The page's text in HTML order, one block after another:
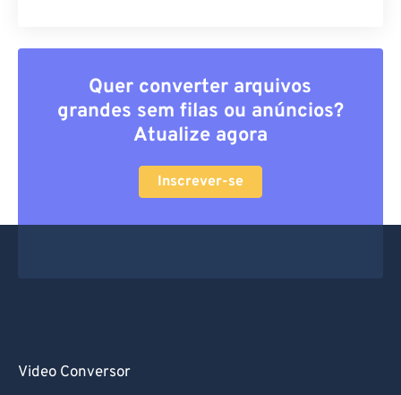
Quer converter arquivos
grandes sem filas ou anúncios?
Atualize agora
Inscrever-se
Video Conversor